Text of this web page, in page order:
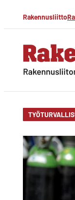
Siirry
suoraan
sisältöön
Rakennusliitto
Rakentaja-lehti